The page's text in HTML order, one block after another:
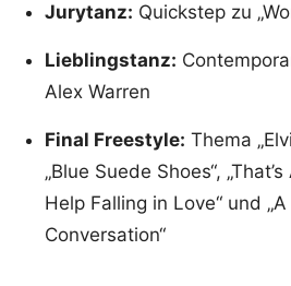
Jurytanz: Quickstep zu
Lieblingstanz:
Alex Warren
Final Freestyle: Thema
„Blue Suede Shoes“, „That’s
Help Falling in Love“ und
Conversation“